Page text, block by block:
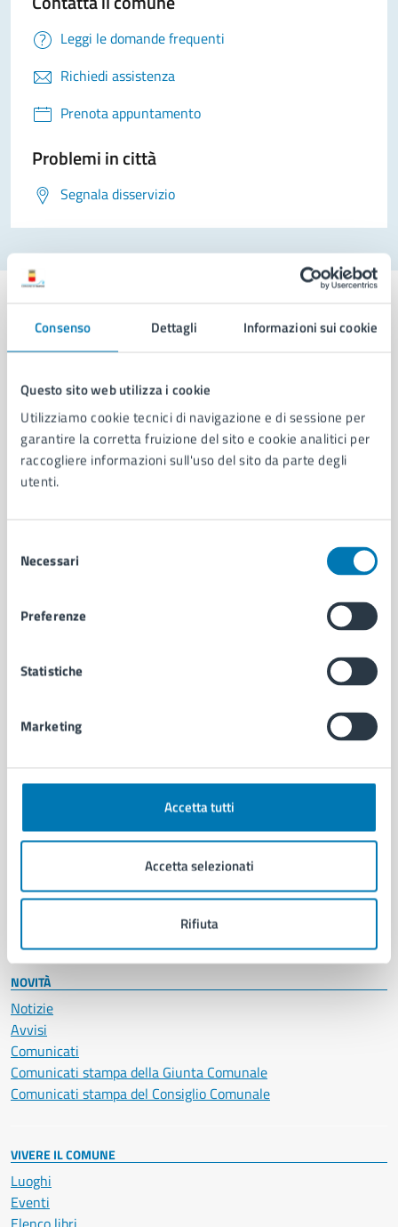
Consenso Dettagli Informazioni sui cookie
Questo sito web utilizza i cookie
Utilizziamo cookie tecnici di navigazione e di sessione per
garantire la corretta fruizione del sito e cookie analitici per
raccogliere informazioni sull'uso del sito da parte degli
utenti.
delNecessari
Preferenze
Statistiche
Marketing
Accetta tutti
Accetta selezionati
Rifiuta
Leggi le domande frequenti
Richiedi assistenza
Prenota appuntamento
Problemi in città
Segnala disservizio
AMMINISTRAZIONE
Aree amministrative
Organi di governo
Municipalità
Politici
Intranet, posta aziendale e protocollo
CATEGORIE DI SERVIZIO
Anagrafe e stato civile
Giustizia e sicurezza pubblica
Salute, benessere e assistenza
Servizi Cimiteriali
NOVITÀ
Notizie
Avvisi
Comunicati
Comunicati stampa della Giunta Comunale
Comunicati stampa del Consiglio Comunale
VIVERE IL COMUNE
Luoghi
Eventi